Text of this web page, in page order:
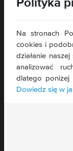
FOTONIKI I
50-372 Wrocław
Polityka
Na stronach
cookies i
działanie
analizować
dlatego poniżej
Dowiedz się w